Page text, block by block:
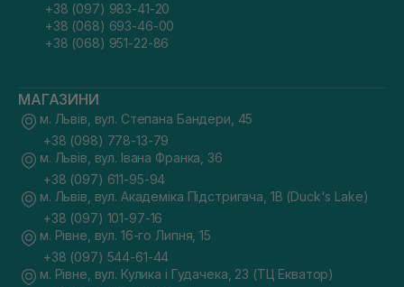
+38 (097) 983-41-20
+38 (068) 693-46-00
+38 (068) 951-22-86
МАГАЗИНИ
м. Львів, вул. Степана Бандери, 45
+38 (098) 778-13-79
м. Львів, вул. Івана Франка, 36
+38 (097) 611-95-94
м. Львів, вул. Академіка Підстригача, 1В (Duck's Lake)
+38 (097) 101-97-16
м. Рівне, вул. 16-го Липня, 15
+38 (097) 544-61-44
м. Рівне, вул. Кулика і Гудачека, 23 (ТЦ Екватор)